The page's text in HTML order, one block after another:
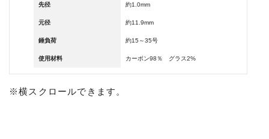
先径 約1.0mm
元径 約11.9mm
錘負荷 約15～35号
使用材料 カーボン98％ グラス2%
※横スクロールできます。